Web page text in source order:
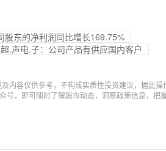
股东的净利润同比增长169.75%
超.声电.子：公司产品有供应国内客户
内容仅供参考，不构成实质性投资建议，据此操
号，即可随时了解股市动态，洞察政策信息，把